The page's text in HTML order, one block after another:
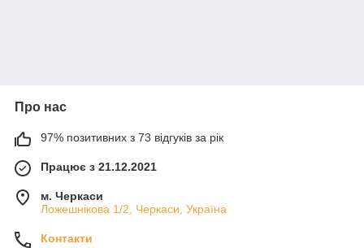
Про нас
97% позитивних з 73 відгуків за рік
Працює з 21.12.2021
м. Черкаси
Ложешнікова 1/2, Черкаси, Україна
Контакти